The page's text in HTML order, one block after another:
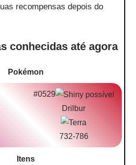
recompensas depois do
conhecidas até agora
Pokémon
#0529
Drilbur
732-786
Itens